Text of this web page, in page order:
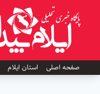
صفحه اصلی
استان ایلام